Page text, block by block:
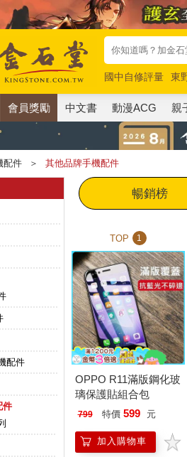
國中自修評量 東
唯紅花綻放
奧德
會員獎勵 中文書 動漫ACG 親
配件 ＞ 其他品牌手機配件
配件
件
暢銷榜
TOP 1
OPPO R11滿版鋼化玻
璃保護貼組合包
799 特價 599 元
加入購物車